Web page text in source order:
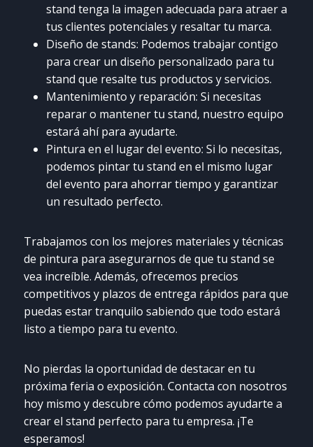
stand tenga la imagen adecuada para atraer a
tus clientes potenciales y resaltar tu marca.
Diseño de stands: Podemos trabajar contigo
para crear un diseño personalizado para tu
stand que resalte tus productos y servicios.
Mantenimiento y reparación: Si necesitas
reparar o mantener tu stand, nuestro equipo
estará ahí para ayudarte.
Pintura en el lugar del evento: Si lo necesitas,
podemos pintar tu stand en el mismo lugar
del evento para ahorrar tiempo y garantizar
un resultado perfecto.
Trabajamos con los mejores materiales y técnicas
de pintura para asegurarnos de que tu stand se
vea increíble. Además, ofrecemos precios
competitivos y plazos de entrega rápidos para que
puedas estar tranquilo sabiendo que todo estará
listo a tiempo para tu evento.
No pierdas la oportunidad de destacar en tu
próxima feria o exposición. Contacta con nosotros
hoy mismo y descubre cómo podemos ayudarte a
crear el stand perfecto para tu empresa. ¡Te
esperamos!